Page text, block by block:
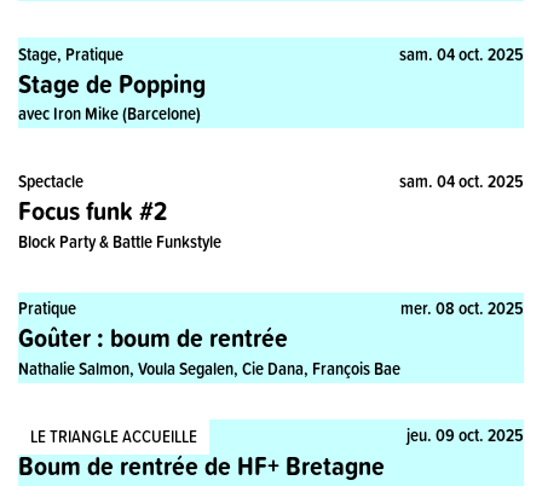
Stage, Pratique sam. 04 oct. 2025
Stage de Popping
avec Iron Mike (Barcelone)
Spectacle sam. 04 oct. 2025
Focus funk #2
Block Party & Battle Funkstyle
Pratique mer. 08 oct. 2025
Goûter : boum de rentrée
Nathalie Salmon, Voula Segalen, Cie Dana, François Bae
LE TRIANGLE ACCUEILLE
Stage, Pratique jeu. 09 oct. 2025
Boum de rentrée de HF+ Bretagne